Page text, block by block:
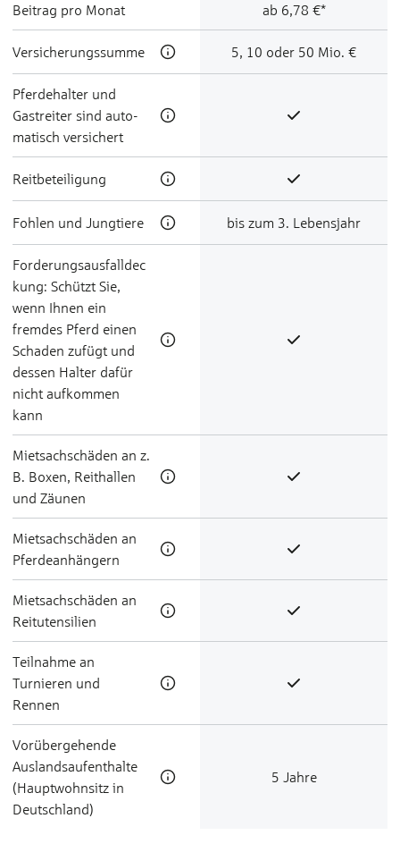
Beitrag pro Monat ab 6,78 €*
Ver­sicherungs­summe 5, 10 oder 50 Mio. €
Pferde­hal­ter und
Gast­reiter sind auto­
matisch ver­sichert
Reit­be­teili­gung
Foh­len und Jung­tie­re bis zum 3. Lebensjahr
Forderungsausfalldec
kung: Schützt Sie,
wenn Ihnen ein
fremdes Pferd einen
Schaden zufügt und
dessen Halter dafür
nicht aufkommen
kann
Miet­sach­schä­den an z.
B. Boxen, Reithallen
und Zäunen
Miet­sach­schä­den an
Pfer­de­an­hän­gern
Miet­sach­schä­den an
Reit­u­ten­silien
Teilnahme an
Turnieren und
Rennen
Vorübergehende
Auslandsaufenthalte
(Hauptwohnsitz in
Deutschland)
5 Jahre